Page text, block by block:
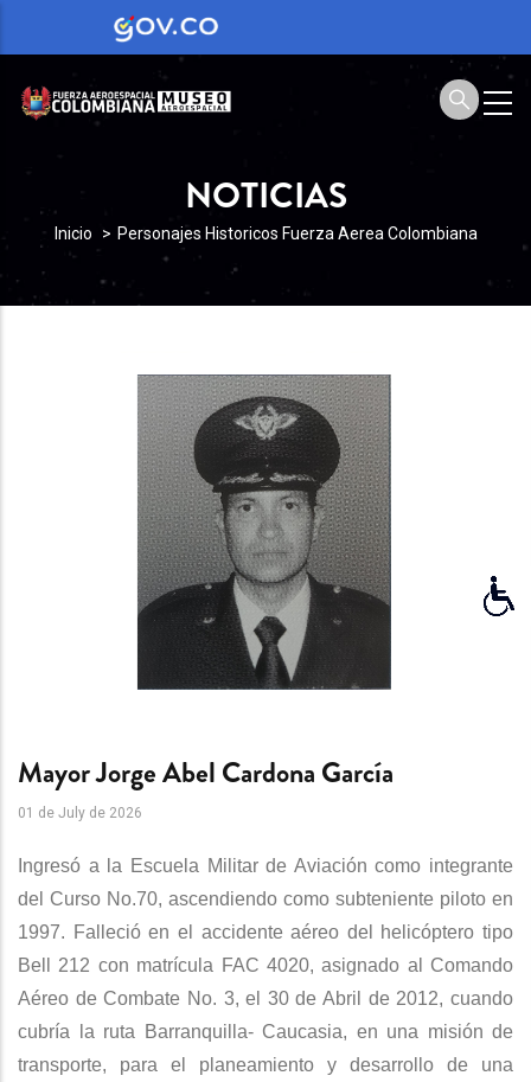
NOTICIAS
SOBRESCRIBIR
ENLACES
DE
NAVEGACIÓN
Inicio Personajes Historicos Fuerza Aerea Colombiana
Mayor Jorge Abel Cardona García
01 de July de 2026
Ingresó a la Escuela Militar de Aviación como integrante
del Curso No.70, ascendiendo como subteniente piloto en
1997. Falleció en el accidente aéreo del helicóptero tipo
Bell 212 con matrícula FAC 4020, asignado al Comando
Aéreo de Combate No. 3, el 30 de Abril de 2012, cuando
cubría la ruta Barranquilla- Caucasia, en una misión de
transporte, para el planeamiento y desarrollo de una